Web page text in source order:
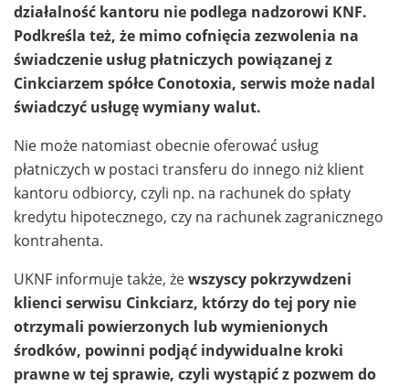
działalność kantoru nie podlega nadzorowi KNF.
Podkreśla też, że mimo cofnięcia zezwolenia na
świadczenie usług płatniczych powiązanej z
Cinkciarzem spółce Conotoxia, serwis może nadal
świadczyć usługę wymiany walut.
Nie może natomiast obecnie oferować usług
płatniczych w postaci transferu do innego niż klient
kantoru odbiorcy, czyli np. na rachunek do spłaty
kredytu hipotecznego, czy na rachunek zagranicznego
kontrahenta.
UKNF informuje także, żewszyscy pokrzywdzeni
klienci serwisu Cinkciarz, którzy do tej pory nie
otrzymali powierzonych lub wymienionych
środków, powinni podjąć indywidualne kroki
prawne w tej sprawie, czyli wystąpić z pozwem do